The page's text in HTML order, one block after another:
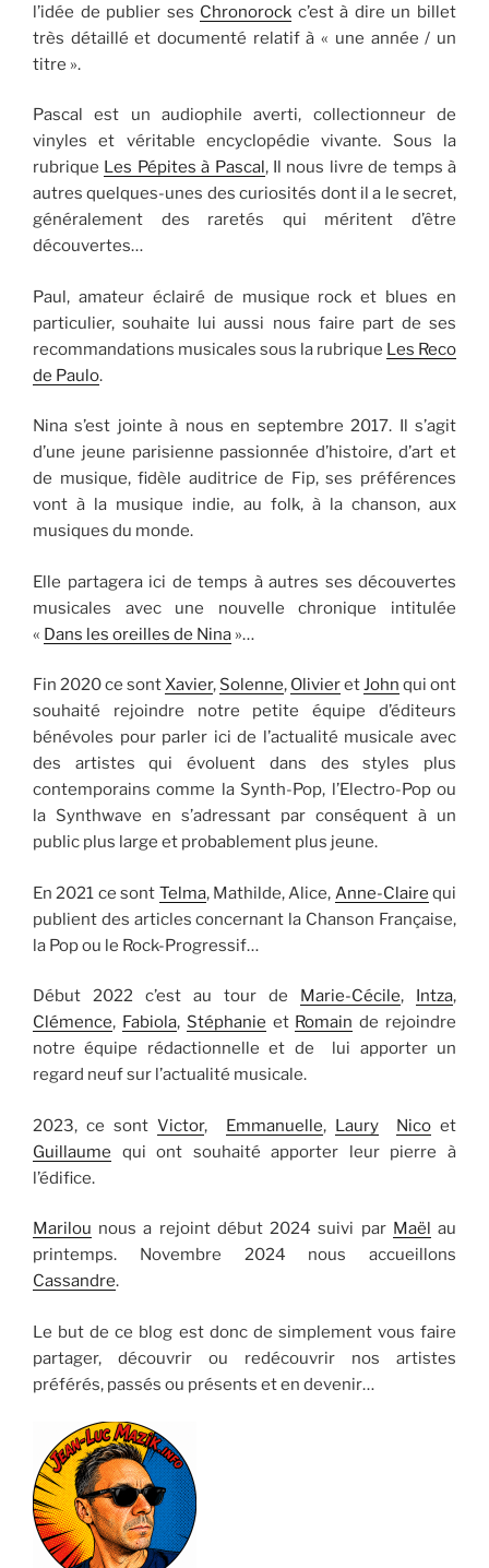
l’idée de publier ses Chronorock c’est à dire un billet
très détaillé et documenté relatif à « une année / un
titre ».
Pascal est un audiophile averti, collectionneur de
vinyles et véritable encyclopédie vivante. Sous la
rubrique Les Pépites à Pascal, Il nous livre de temps à
autres quelques-unes des curiosités dont il a le secret,
généralement des raretés qui méritent d’être
découvertes…
Paul, amateur éclairé de musique rock et blues en
particulier, souhaite lui aussi nous faire part de ses
recommandations musicales sous la rubrique Les Reco
de Paulo.
Nina s’est jointe à nous en septembre 2017. Il s’agit
d’une jeune parisienne passionnée d’histoire, d’art et
de musique, fidèle auditrice de Fip, ses préférences
vont à la musique indie, au folk, à la chanson, aux
musiques du monde.
Elle partagera ici de temps à autres ses découvertes
musicales avec une nouvelle chronique intitulée
« Dans les oreilles de Nina »…
Fin 2020 ce sontXavier, Solenne, OlivieretJohn qui ont
souhaité rejoindre notre petite équipe d’éditeurs
bénévoles pour parler ici de l’actualité musicale avec
des artistes qui évoluent dans des styles plus
contemporains comme la Synth-Pop, l’Electro-Pop ou
la Synthwave en s’adressant par conséquent à un
public plus large et probablement plus jeune.
En 2021 ce sont Telma, Mathilde, Alice, Anne-Claire qui
publient des articles concernant la Chanson Française,
la Pop ou le Rock-Progressif…
Début 2022 c’est au tour de Marie-Cécile, Intza,
Clémence, Fabiola, Stéphanie et Romain de rejoindre
notre équipe rédactionnelle et de lui apporter un
regard neuf sur l’actualité musicale.
2023, ce sontVictor, Emmanuelle, Laury Nicoet
Guillaume qui ont souhaité apporter leur pierre à
l’édifice.
Marilou nous a rejoint début 2024 suivi par Maël au
printemps. Novembre 2024 nous accueillons
Cassandre.
Le but de ce blog est donc de simplement vous faire
partager, découvrir ou redécouvrir nos artistes
préférés, passés ou présents et en devenir…